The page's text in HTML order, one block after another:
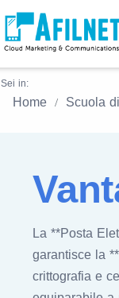
Sei in:
Home Scuola
La **Posta
garantisce la
crittografia e